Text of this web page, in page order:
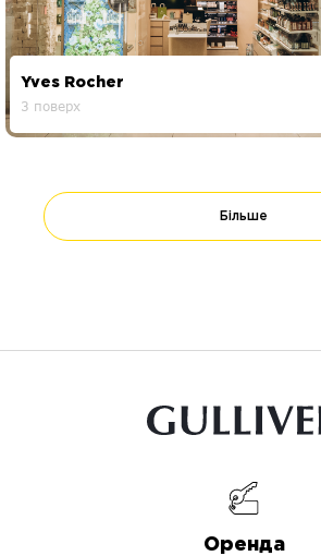
Yves Rocher
3 поверх
Більше
Оренда